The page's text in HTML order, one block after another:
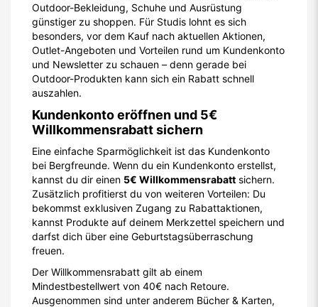
Outdoor-Bekleidung, Schuhe und Ausrüstung
günstiger zu shoppen. Für Studis lohnt es sich
besonders, vor dem Kauf nach aktuellen Aktionen,
Outlet-Angeboten und Vorteilen rund um Kundenkonto
und Newsletter zu schauen – denn gerade bei
Outdoor-Produkten kann sich ein Rabatt schnell
auszahlen.
Kundenkonto eröffnen und 5€
Willkommensrabatt sichern
Eine einfache Sparmöglichkeit ist das Kundenkonto
bei Bergfreunde. Wenn du ein Kundenkonto erstellst,
kannst du dir einen 5€ Willkommensrabatt sichern.
Zusätzlich profitierst du von weiteren Vorteilen: Du
bekommst exklusiven Zugang zu Rabattaktionen,
kannst Produkte auf deinem Merkzettel speichern und
darfst dich über eine Geburtstagsüberraschung
freuen.
Der Willkommensrabatt gilt ab einem
Mindestbestellwert von 40€ nach Retoure.
Ausgenommen sind unter anderem Bücher & Karten,